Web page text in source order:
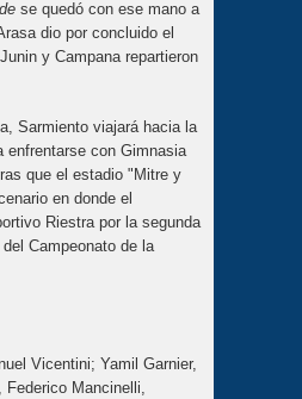
se quedó con ese mano a
dio por concluido el
y Campana repartieron
Sarmiento viajará hacia la
enfrentarse con Gimnasia
que el estadio "Mitre y
en donde el
Riestra por la segunda
Campeonato de la
Vicentini; Yamil Garnier,
Federico Mancinelli,